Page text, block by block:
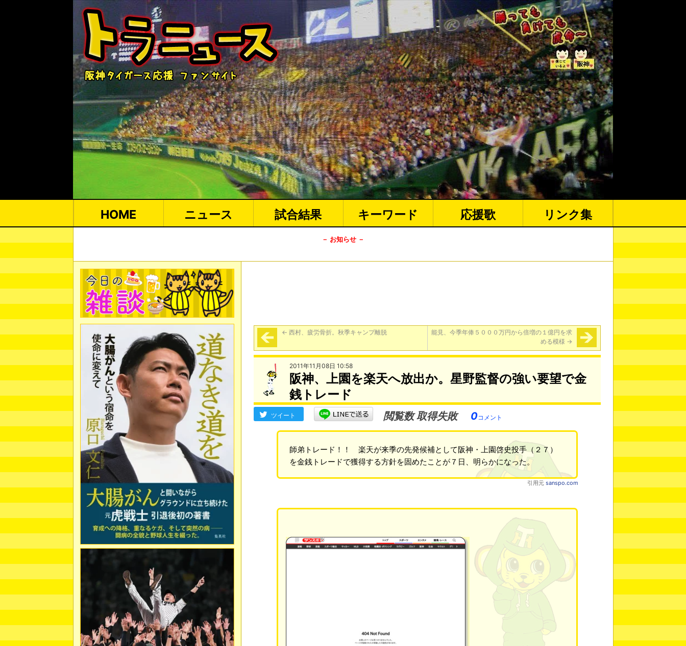
HOME ニュース 試合結果 キーワード 応援歌 リンク集
－ お知らせ －
← 西村、疲労骨折。秋季キャンプ離脱
能見、今季年俸５０００万円から倍増の１億円を求
める模様 →
2011年11月08日 10:58
阪神、上園を楽天へ放出か。星野監督の強い要望で金
銭トレード
ツイート 閲覧数 取得失敗 0コメント
師弟トレード！！ 楽天が来季の先発候補として阪神・上園啓史投手（２７）
を金銭トレードで獲得する方針を固めたことが７日、明らかになった。
引用元 sanspo.com